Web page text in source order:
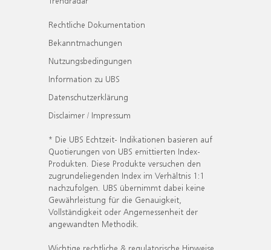
Rechtliche Dokumentation
Bekanntmachungen
Nutzungsbedingungen
Information zu UBS
Datenschutzerklärung
Disclaimer / Impressum
* Die UBS Echtzeit- Indikationen basieren auf
Quotierungen von UBS emittierten Index-
Produkten. Diese Produkte versuchen den
zugrundeliegenden Index im Verhältnis 1:1
nachzufolgen. UBS übernimmt dabei keine
Gewährleistung für die Genauigkeit,
Vollständigkeit oder Angemessenheit der
angewandten Methodik.